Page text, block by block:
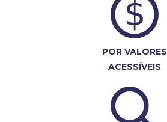
POR VALORES
ACESSÍVEIS